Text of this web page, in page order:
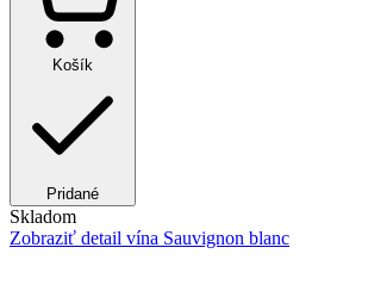
Košík
Pridané
Skladom
Zobraziť detail vína Sauvignon blanc